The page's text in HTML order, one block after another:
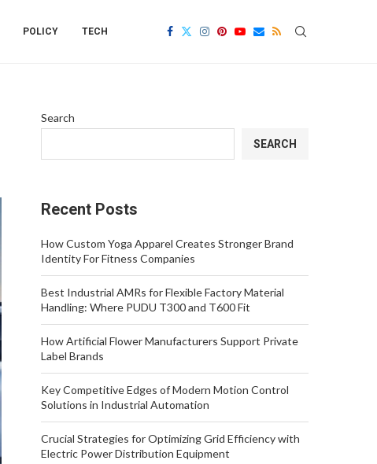
POLICY TECH
Search
SEARCH
Recent Posts
How Custom Yoga Apparel Creates Stronger Brand
Identity For Fitness Companies
Best Industrial AMRs for Flexible Factory Material
Handling: Where PUDU T300 and T600 Fit
How Artificial Flower Manufacturers Support Private
Label Brands
Key Competitive Edges of Modern Motion Control
Solutions in Industrial Automation
Crucial Strategies for Optimizing Grid Efficiency with
Electric Power Distribution Equipment